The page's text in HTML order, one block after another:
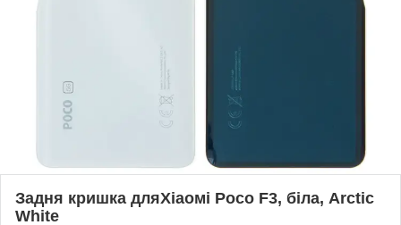
Задня кришка дляХіаомі Poco F3, біла, Arctic
White